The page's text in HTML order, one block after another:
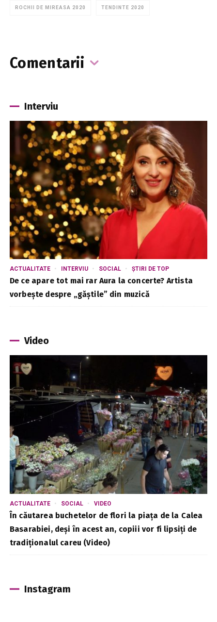
ROCHII DE MIREASA 2020 TENDINTE 2020
Comentarii
Interviu
ACTUALITATE INTERVIU SOCIAL ȘTIRI DE TOP
De ce apare tot mai rar Aura la concerte? Artista
vorbește despre „găștile” din muzică
Video
ACTUALITATE SOCIAL VIDEO
În căutarea buchetelor de flori la piața de la Calea
Basarabiei, deși în acest an, copiii vor fi lipsiți de
tradiționalul careu (Video)
Instagram